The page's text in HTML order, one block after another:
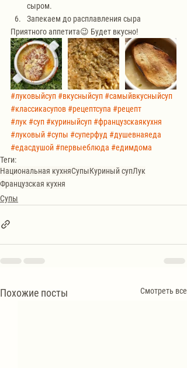
сыром.
Запекаем до расплавления сыра
Приятного аппетита😉 Будет вкусно!
#луковыйсуп#вкусныйсуп#самыйвкусныйсуп
#классикасупов#рецептсупа #рецепт
#лук #суп#куриныйсуп#французскаякухня
#луковый#супы #суперфуд #душевнаяеда
#едасдушой#первыеблюда #едимдома
Теги:
Национальная кухняСупыКуриный супЛук
Французская кухня
Супы
Похожие посты Смотреть все